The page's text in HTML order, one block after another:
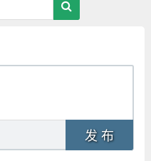
发 布